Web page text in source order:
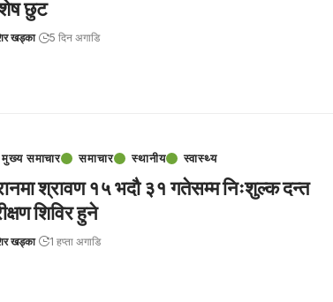
छुट
खड्का 5 दिन अगाडि
मुख्य समाचार समाचार स्थानीय स्वास्थ्य
श्रावण १५ भदौ ३१ गतेसम्म निःशुल्क दन्त
शिविर हुने
खड्का 1 हप्ता अगाडि